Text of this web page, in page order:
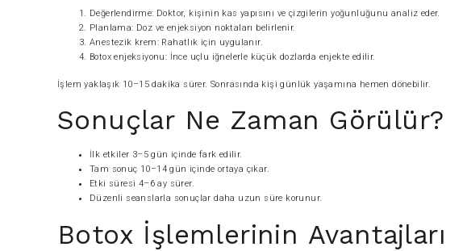
Değerlendirme: Doktor, kişinin kas yapısını ve çizgilerin yoğunluğunu analiz eder.
Planlama: Doz ve enjeksiyon noktaları belirlenir.
Anestezik krem: Rahatlık için uygulanır.
Botox enjeksiyonu: İnce uçlu iğnelerle küçük dozlarda enjekte edilir.
İşlem yaklaşık 10–15 dakika sürer. Sonrasında kişi günlük yaşamına hemen dönebilir.
Sonuçlar Ne Zaman Görülür?
İlk etkiler 3–5 gün içinde fark edilir.
Tam sonuç 10–14 gün içinde ortaya çıkar.
Etki süresi 4–6 ay sürer.
Düzenli seanslarla sonuçlar daha uzun süre korunur.
Botox İşlemlerinin Avantajları